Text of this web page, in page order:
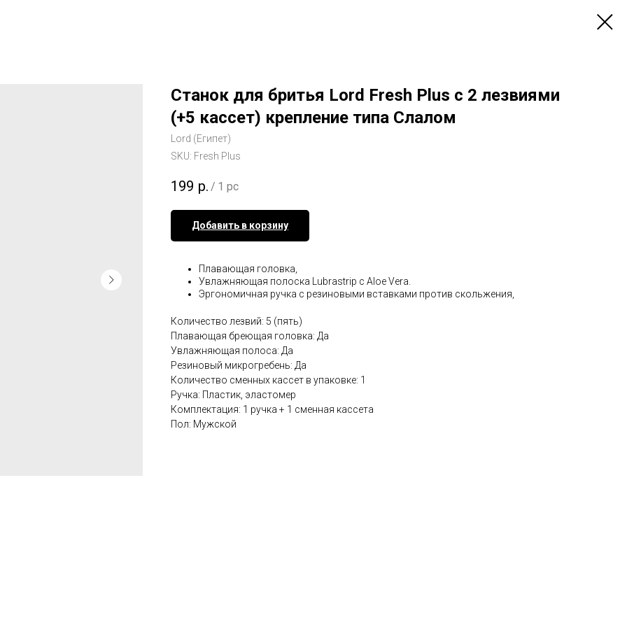
Станок для бритья Lord Fresh Plus с 2 лезвиями
(+5 кассет) крепление типа Слалом
Lord (Египет)
SKU: Fresh Plus
199 р. / 1 pc
Добавить в корзину
Плавающая головка,
Увлажняющая полоска Lubrastrip с Aloe Vera.
Эргономичная ручка с резиновыми вставками против скольжения,
Количество лезвий: 5 (пять)
Плавающая бреющая головка: Да
Увлажняющая полоса: Да
Резиновый микрогребень: Да
Количество сменных кассет в упаковке: 1
Ручка: Пластик, эластомер
Комплектация: 1 ручка + 1 сменная кассета
Пол: Мужской